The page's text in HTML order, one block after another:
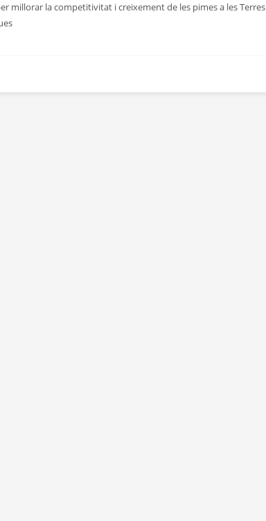
millorar la competitivitat i creixement de les pimes a les Terres